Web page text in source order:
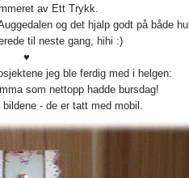
av Ett Trykk.
og det hjalp godt på både
til neste gang, hihi :)
♥
jeg ble ferdig med i helgen:
som nettopp hadde bursdag!
bildene - de er tatt med mobil.